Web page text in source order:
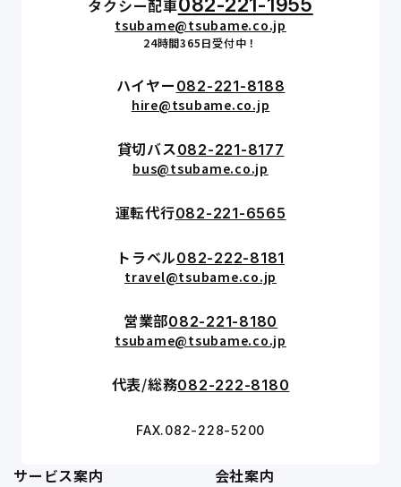
タクシー配車
tsubame@tsubame.co.jp
24時間365日受付中！
ハイヤー 082-221-8188
hire@tsubame.co.jp
貸切バス082-221-8177
bus@tsubame.co.jp
運転代行082-221-6565
トラベル082-222-8181
travel@tsubame.co.jp
営業部082-221-8180
tsubame@tsubame.co.jp
代表/総務082-222-8180
FAX.082-228-5200
サービス案内
会社案内